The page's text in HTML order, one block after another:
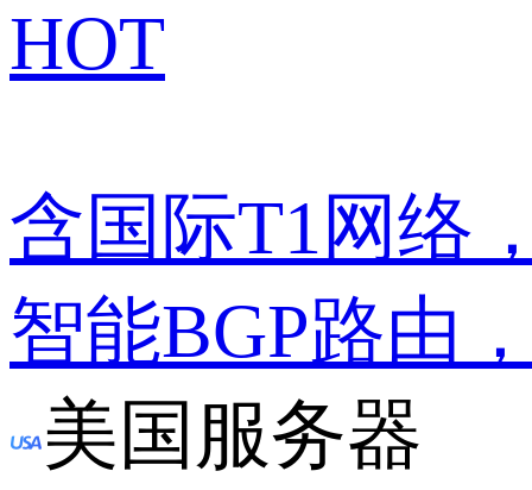
HOT
含国际T1网络
智能BGP路由
美国服务器